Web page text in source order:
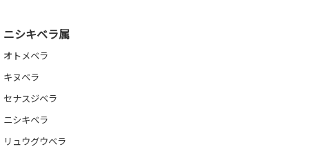
ニシキベラ属
オトメベラ
キヌベラ
セナスジベラ
ニシキベラ
リュウグウベラ